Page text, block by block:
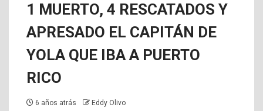
1 MUERTO, 4 RESCATADOS Y
APRESADO EL CAPITÁN DE
YOLA QUE IBA A PUERTO
RICO
6 años atrás Eddy Olivo